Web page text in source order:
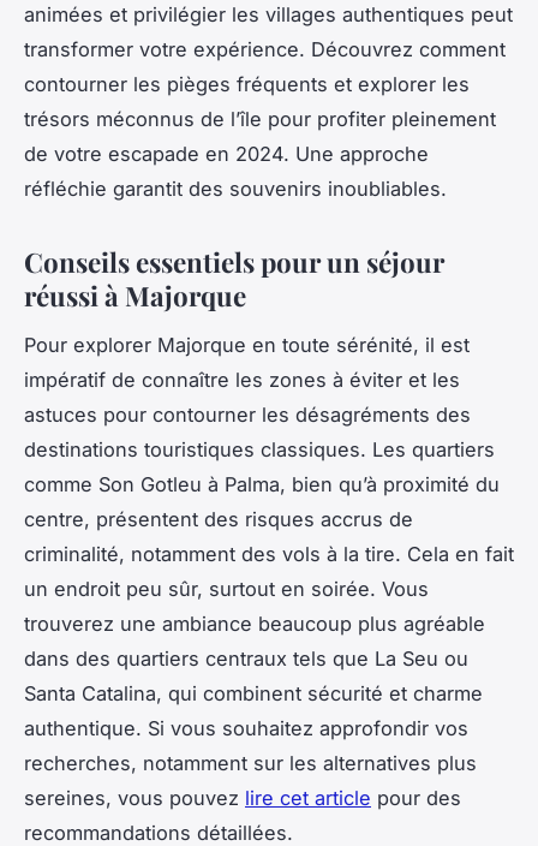
animées et privilégier les villages authentiques peut
transformer votre expérience. Découvrez comment
contourner les pièges fréquents et explorer les
trésors méconnus de l’île pour profiter pleinement
de votre escapade en 2024. Une approche
réfléchie garantit des souvenirs inoubliables.
Conseils essentiels pour un séjour
réussi à Majorque
Pour explorer Majorque en toute sérénité, il est
impératif de connaître les zones à éviter et les
astuces pour contourner les désagréments des
destinations touristiques classiques. Les quartiers
comme Son Gotleu à Palma, bien qu’à proximité du
centre, présentent des risques accrus de
criminalité, notamment des vols à la tire. Cela en fait
un endroit peu sûr, surtout en soirée. Vous
trouverez une ambiance beaucoup plus agréable
dans des quartiers centraux tels que La Seu ou
Santa Catalina, qui combinent sécurité et charme
authentique. Si vous souhaitez approfondir vos
recherches, notamment sur les alternatives plus
sereines, vous pouvez lire cet article pour des
recommandations détaillées.